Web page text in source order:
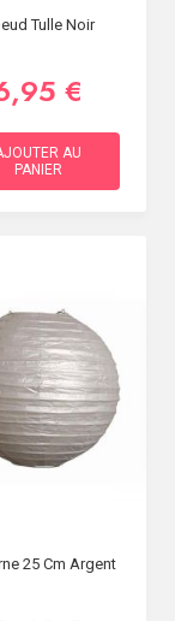
Tulle Noir
€
AU
PANIER
25 Cm Argent